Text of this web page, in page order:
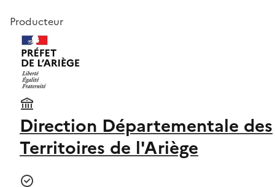
Producteur
Direction Départementale des
Territoires de l'Ariège